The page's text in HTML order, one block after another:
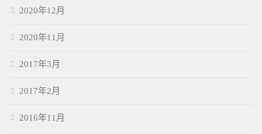
2020年12月
2020年11月
2017年3月
2017年2月
2016年11月